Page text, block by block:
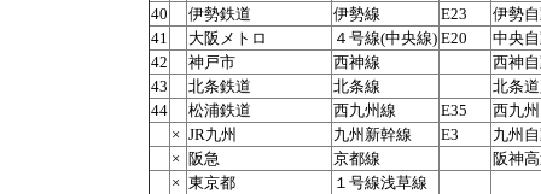
40
伊勢鉄道 伊勢線 E23
伊勢
41
大阪メトロ ４号線(中央線) E20
中央
42
神戸市 西神線
西神
43
北条鉄道 北条線
北条
44
松浦鉄道 西九州線 E35
西九
× JR九州 九州新幹線 E3
九州
× 阪急 京都線
阪神
× 東京都
１号線浅草線